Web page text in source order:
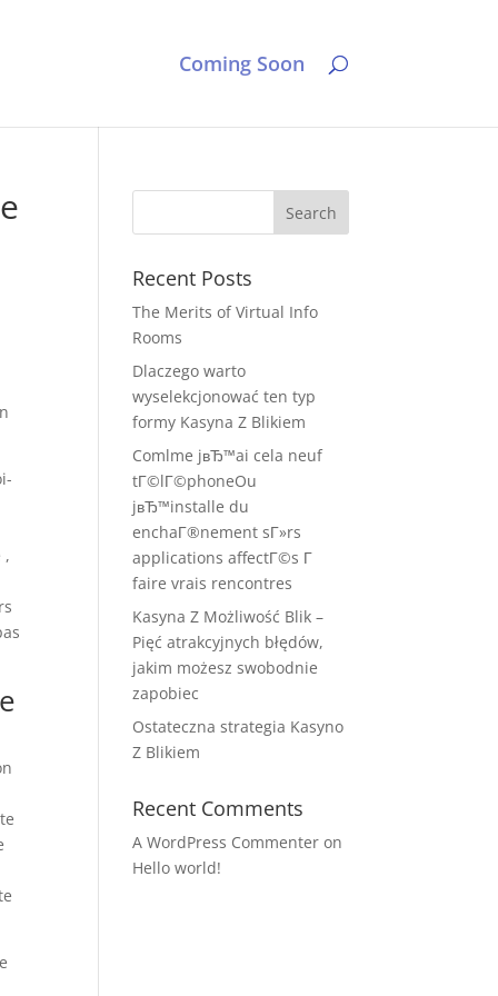
Coming Soon
,
Recent Posts
The Merits of Virtual Info
Rooms
Dlaczego warto
wyselekcjonować ten typ
formy Kasyna Z Blikiem
Comlme jвЂ™ai cela neuf
tГ©lГ©phoneOu
jвЂ™installe du
enchaГ®nement sГ»rs
applications affectГ©s Г
faire vrais rencontres
Kasyna Z Możliwość Blik –
Pięć atrakcyjnych błędów,
jakim możesz swobodnie
zapobiec
Ostateczna strategia Kasyno
Z Blikiem
Recent Comments
A WordPress Commenter on
Hello world!